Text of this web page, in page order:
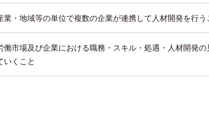
業・地域等の単位で複数の企業が連携して人材開発を行う
働市場及び企業における職務・スキル・処遇・人材開発
いくこと